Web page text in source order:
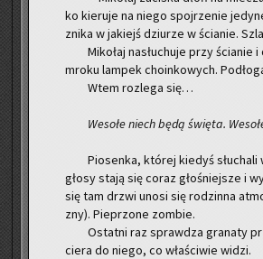
ko kie­ru­je na niego spoj­rze­nie
znika w ja­kiejś dziu­rze w ścia­nie.
Mi­ko­łaj na­słu­chu­je przy
mro­ku lam­pek cho­in­ko­wych.
Wtem roz­le­ga się…
We­so­łe niech będą świę­ta.
Pio­sen­ka, któ­rej kie­dyś
głosy stają się coraz gło­śniej­sze i
się tam drzwi unosi się ro­dzin­na
zny). Pie­przo­ne zom­bie.
Ostat­ni raz spraw­dza gra­na­ty
cie­ra do niego, co wła­ści­wie widzi.